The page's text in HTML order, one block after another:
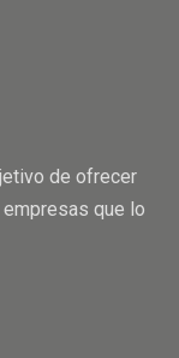
de ofrecer
que lo